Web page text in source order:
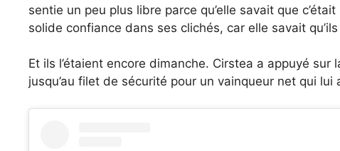
sentie un peu plus libre parce qu’elle savait que
solide confiance dans ses clichés, car elle savait
Et ils l’étaient encore dimanche. Cirstea a appuyé
jusqu’au filet de sécurité pour un vainqueur net qui